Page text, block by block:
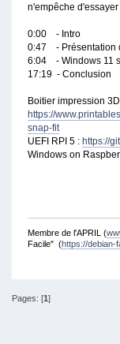
n'empêche d'essayer
0:00 - Intro
0:47 - Présentation
6:04 - Windows 11
17:19 - Conclusion
Boitier impression
https://
snap-fit
UEFI RPI 5 : https://
Windows on
Membre de l'APRIL (
Facile" (https://debian-
Pages: [1 ]